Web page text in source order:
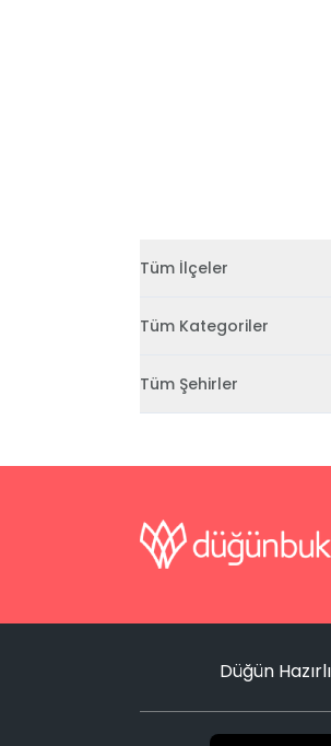
Tüm İlçeler
Tüm Kategoriler
Tüm Şehirler
Düğün